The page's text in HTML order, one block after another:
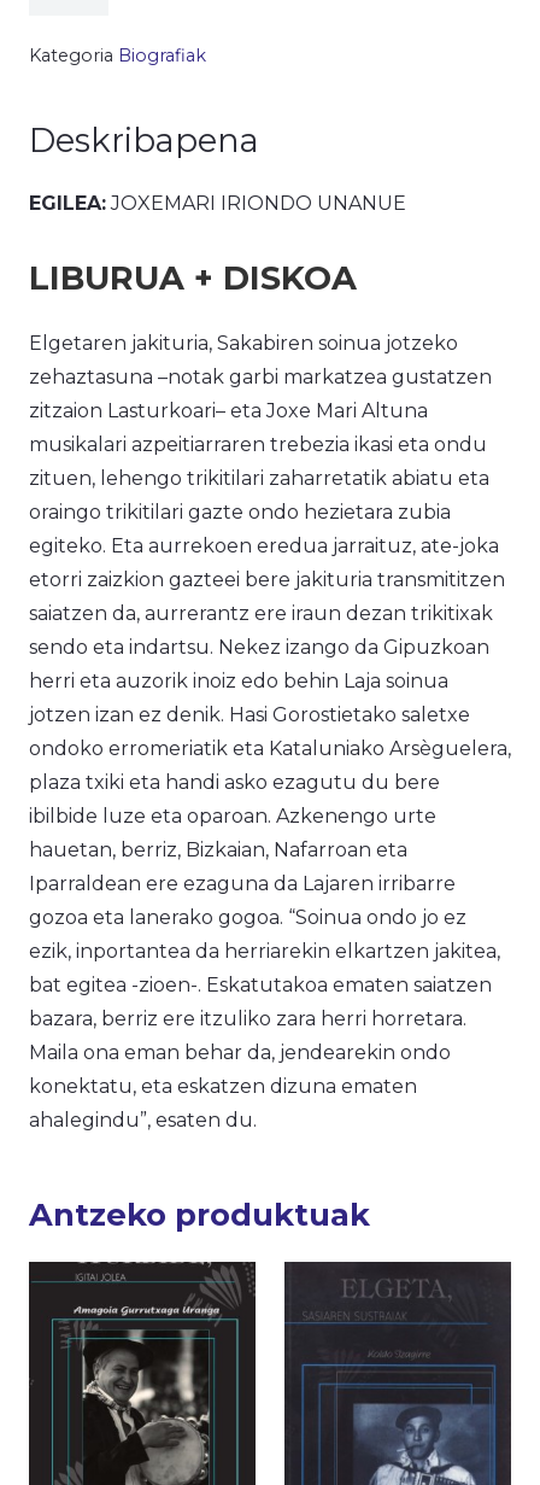
zubia
Kategoria Biografiak
Deskribapena
EGILEA:JOXEMARI IRIONDO UNANUE
LIBURUA + DISKOA
Elgetaren jakituria, Sakabiren soinua jotzeko
zehaztasuna –notak garbi markatzea gustatzen
zitzaion Lasturkoari– eta Joxe Mari Altuna
musikalari azpeitiarraren trebezia ikasi eta ondu
zituen, lehengo trikitilari zaharretatik abiatu eta
oraingo trikitilari gazte ondo hezietara zubia
egiteko. Eta aurrekoen eredua jarraituz, ate-joka
etorri zaizkion gazteei bere jakituria transmititzen
saiatzen da, aurrerantz ere iraun dezan trikitixak
sendo eta indartsu. Nekez izango da Gipuzkoan
herri eta auzorik inoiz edo behin Laja soinua
jotzen izan ez denik. Hasi Gorostietako saletxe
ondoko erromeriatik eta Kataluniako Arsèguelera,
plaza txiki eta handi asko ezagutu du bere
ibilbide luze eta oparoan. Azkenengo urte
hauetan, berriz, Bizkaian, Nafarroan eta
Iparraldean ere ezaguna da Lajaren irribarre
gozoa eta lanerako gogoa. “Soinua ondo jo ez
ezik, inportantea da herriarekin elkartzen jakitea,
bat egitea -zioen-. Eskatutakoa ematen saiatzen
bazara, berriz ere itzuliko zara herri horretara.
Maila ona eman behar da, jendearekin ondo
konektatu, eta eskatzen dizuna ematen
ahalegindu”, esaten du.
Antzeko produktuak